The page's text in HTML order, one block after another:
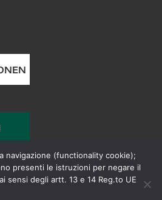
navigazione (functionality cookie);
presenti le istruzioni per negare il
sensi degli artt. 13 e 14 Reg.to UE